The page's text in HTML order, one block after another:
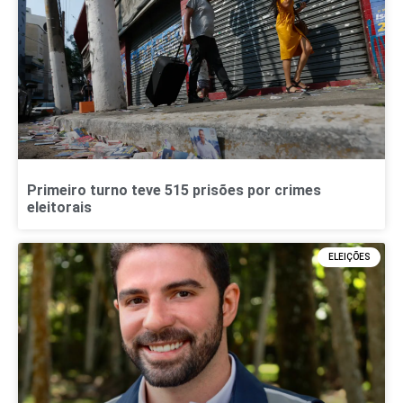
Primeiro turno teve 515 prisões por crimes
eleitorais
ELEIÇÕES